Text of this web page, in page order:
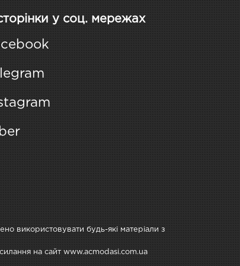
у соц. мережах
використовувати будь-які матеріали з
на сайт www.acmodasi.com.ua